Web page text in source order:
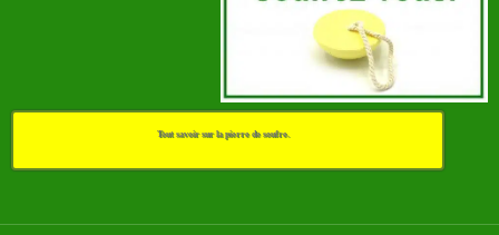
Tout savoir sur la pierre de soufre.